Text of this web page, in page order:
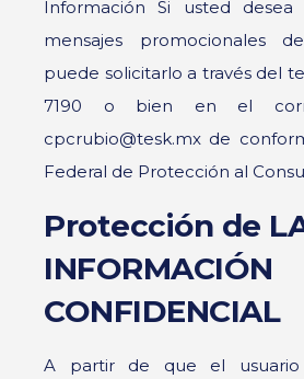
Información Si usted
mensajes promocionales
puede solicitarlo a través del
7190 o bien en el
cpcrubio@tesk.mx de
Federal de Protección al
Protección de
INFORMACIÓN
CONFIDENCIAL
A partir de que el usuario